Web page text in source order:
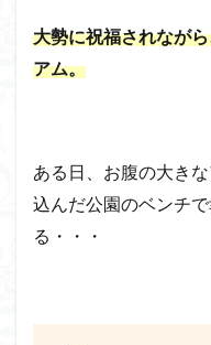
大勢に祝福されなが
アム。
ある日、お腹の大き
込んだ公園のベンチ
る・・・